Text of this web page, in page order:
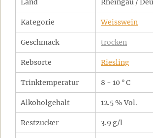
Land Rheingau /
Kategorie Weisswein
Geschmack trocken
Rebsorte Riesling
Trinktemperatur 8 - 10 ° C
Alkoholgehalt 12.5 % Vol.
Restzucker 3.9 g/l